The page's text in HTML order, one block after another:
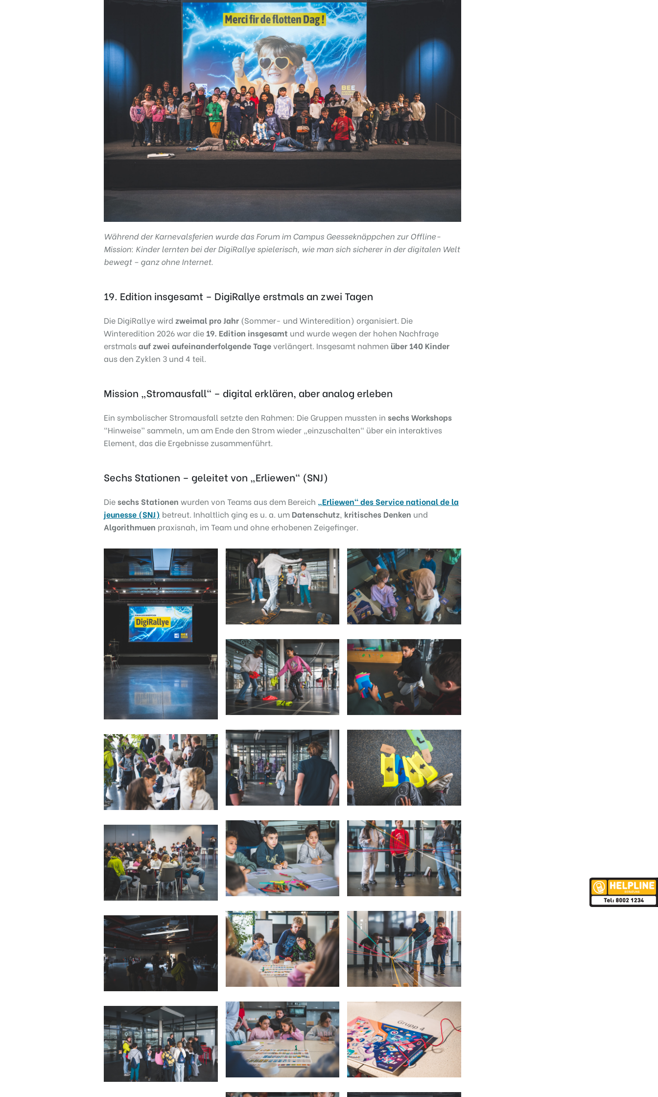
N°1 – Benutze ein sicheres Passwort
Während der Karnevalsferien wurde das Forum im Campus Geesseknäppchen zur Offline-
Mission: Kinder lernten bei der DigiRallye spielerisch, wie man sich sicherer in der digitalen Welt
bewegt – ganz ohne Internet.
19. Edition insgesamt – DigiRallye erstmals an zwei Tagen
Die DigiRallye wird zweimal pro Jahr(Sommer- und Winteredition) organisiert. Die
Winteredition 2026 war die 19. Edition insgesamt und wurde wegen der hohen Nachfrage
erstmalsauf zwei aufeinanderfolgende Tageverlängert. Insgesamt nahmen über 140 Kinder
aus den Zyklen 3 und 4 teil.
Mission „Stromausfall“ – digital erklären, aber analog erleben
Ein symbolischer Stromausfall setzte den Rahmen: Die Gruppen mussten in sechs Workshops
“Hinweise” sammeln, um am Ende den Strom wieder „einzuschalten“ über ein interaktives
Element, das die Ergebnisse zusammenführt.
Sechs Stationen – geleitet von „Erliewen“ (SNJ)
Diesechs Stationen wurden von Teams aus dem Bereich „Erliewen“ des Service national de la
jeunesse (SNJ) betreut. Inhaltlich ging es u. a. um Datenschutz, kritisches Denken und
Algorithmuen praxisnah, im Team und ohne erhobenen Zeigefinger.